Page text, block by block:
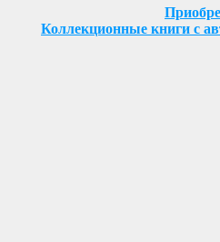
Коллекционные книги с